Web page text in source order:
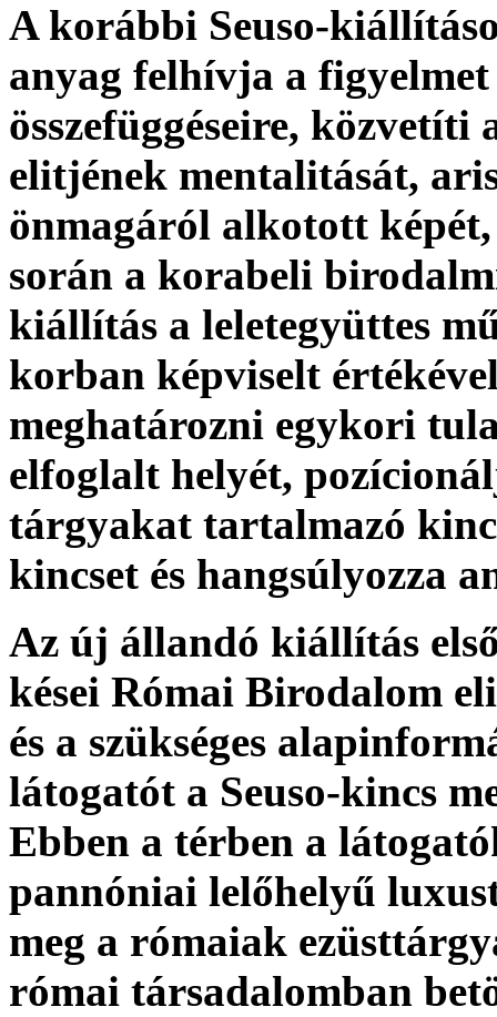
A korábbi Seuso-
anyag felhívja a
összefüggéseire,
elitjének mentalitását,
önmagáról alkotott
során a korabeli
kiállítás a leletegyüttes
korban képviselt
meghatározni egykori
elfoglalt helyét,
tárgyakat tartalmazó
kincset és hangsúlyozza
Az új állandó kiállítás
kései Római Birodalom
és a szükséges
látogatót a Seuso-kincs
Ebben a térben a
pannóniai lelőhelyű
meg a rómaiak
római társadalomban